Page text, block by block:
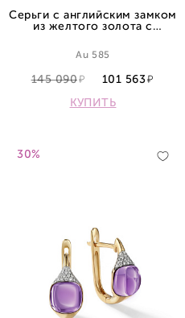
Серьги с английским замком
из желтого золота с
Au 585
145 090
101 563
КУПИТЬ
30%